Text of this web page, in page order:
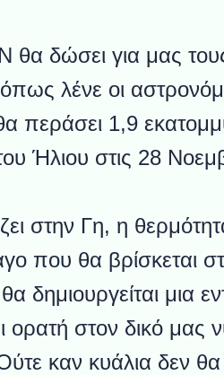
θα δώσει για μας
λένε οι
περάσει 1,9
Ήλιου στις 28
στην Γη, η
που θα βρίσκεται
θα δημιουργείται μια
ορατή στον δικό μας
καν κυάλια δεν θα